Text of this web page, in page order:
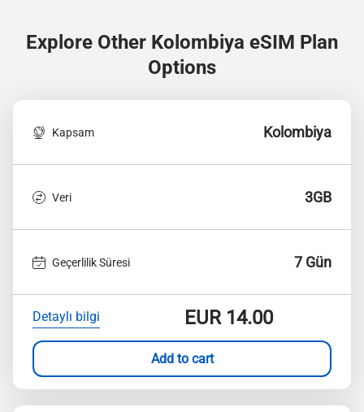
Explore Other Kolombiya eSIM Plan
Options
Kapsam Kolombiya
Veri 3GB
Geçerlilik Süresi 7 Gün
Detaylı bilgi EUR14.00
Add to cart